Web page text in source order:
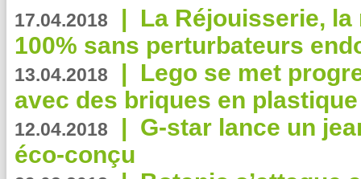
17.04.2018 | La Réjouisserie,
100% sans perturbateurs
13.04.2018 | Lego se met
avec des briques en
12.04.2018 | G-star lance un
éco-conçu